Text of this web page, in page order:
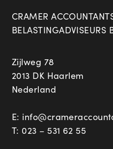
CRAMER
BELASTINGADVISEURS
Zijlweg 78
2013 DK Haarlem
Nederland
E:
T: 023 – 531 62 55